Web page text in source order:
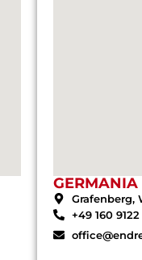
GERMANIA
Grafenberg,
+49 160